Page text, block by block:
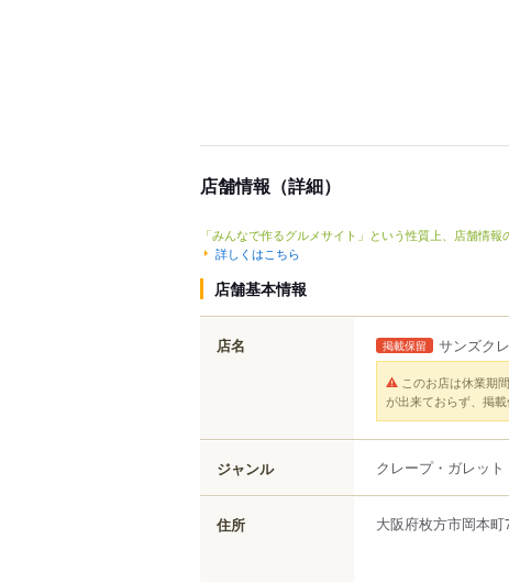
店舗情報（詳細）
「みんなで作るグルメサイト」という性質上、店舗情
詳しくはこちら
店舗基本情報
店名 掲載保留 サンズク
このお店は休業期
が出来ておらず、掲載
ジャンル クレープ・ガレット
住所 大阪府枚方市岡本町